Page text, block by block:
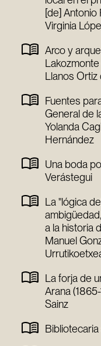
[de]
Virginia
Arco y
Llanos Ortiz
Fuentes
General de
Yolanda
Hernández
Una boda
Verástegui
La "lógica
a la historia
Manuel
La forja de
Arana
Sainz